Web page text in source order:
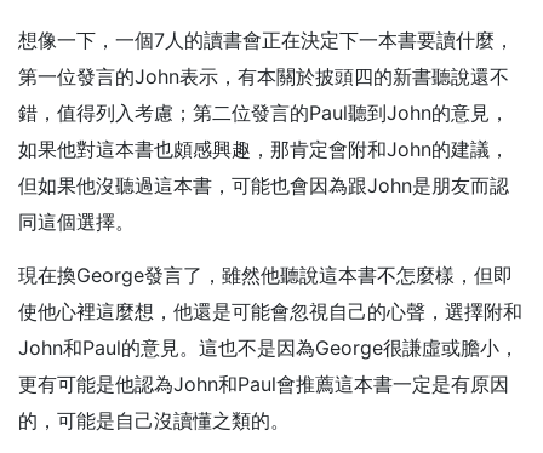
想像一下，一個7人的讀書會正在決定下一本書要讀什麼，
第一位發言的John表示，有本關於披頭四的新書聽說還不
錯，值得列入考慮；第二位發言的Paul聽到John的意見，
如果他對這本書也頗感興趣，那肯定會附和John的建議，
但如果他沒聽過這本書，可能也會因為跟John是朋友而認
同這個選擇。
現在換George發言了，雖然他聽說這本書不怎麼樣，但即
使他心裡這麼想，他還是可能會忽視自己的心聲，選擇附和
John和Paul的意見。這也不是因為George很謙虛或膽小，
更有可能是他認為John和Paul會推薦這本書一定是有原因
的，可能是自己沒讀懂之類的。